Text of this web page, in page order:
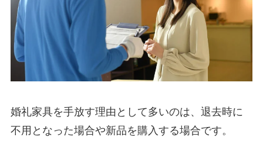
婚礼家具を手放す理由として多いのは、退去時に
不用となった場合や新品を購入する場合です。